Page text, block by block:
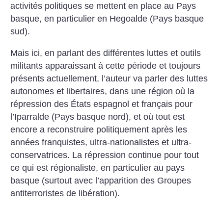
activités politiques se mettent en place au Pays
basque, en particulier en Hegoalde (Pays basque
sud).
Mais ici, en parlant des différentes luttes et outils
militants apparaissant à cette période et toujours
présents actuellement, l’auteur va parler des luttes
autonomes et libertaires, dans une région où la
répression des États espagnol et français pour
l’Iparralde (Pays basque nord), et où tout est
encore a reconstruire politiquement après les
années franquistes, ultra-nationalistes et ultra-
conservatrices. La répression continue pour tout
ce qui est régionaliste, en particulier au pays
basque (surtout avec l’apparition des Groupes
antiterroristes de libération).